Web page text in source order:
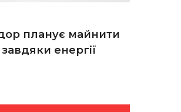
планує майнити
енергії